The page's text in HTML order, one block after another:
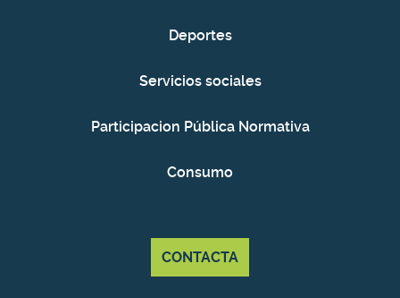
Deportes
Servicios sociales
Participacion Pública Normativa
Consumo
CONTACTA